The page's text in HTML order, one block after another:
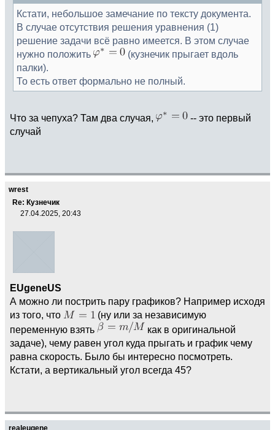
Кстати, небольшое замечание по тексту документа.
В случае отсутствия решения уравнения (1)
решение задачи всё равно имеется. В этом случае
нужно положить
(кузнечик прыгает вдоль
палки).
То есть ответ формально не полный.
Что за чепуха? Там два случая,
-- это первый
случай
wrest
Re: Кузнечик
27.04.2025, 20:43
EUgeneUS
А можно ли пострить пару графиков? Например исходя
из того, что
(ну или за независимую
переменную взять
как в оригинальной
задаче), чему равен угол куда прыгать и график чему
равна скорость. Было бы интересно посмотреть.
Кстати, а вертикальный угол всегда 45?